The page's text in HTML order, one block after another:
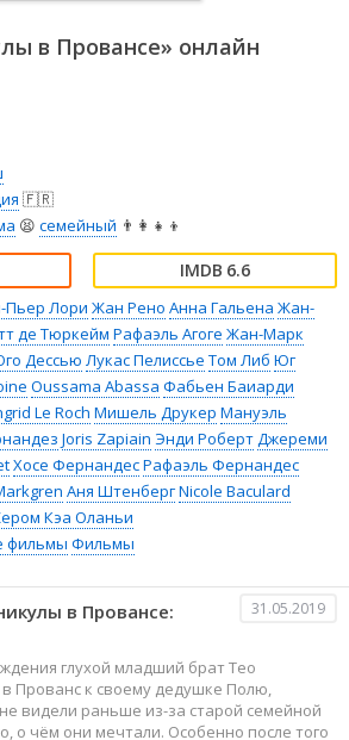
в Провансе» онлайн
🇫🇷
😫 семейный 👨‍👩‍👧‍👦
6.6
Пьер Лори Жан Рено Анна Гальена Жан-
де Тюркейм Рафаэль Агоге Жан-Марк
Дессью Лукас Пелиссье Том Либ Юг
Oussama Abassa Фабьен Баиарди
Le Roch Мишель Друкер Мануэль
Joris Zapiain Энди РобертДжереми
Хосе ФернандесРафаэль Фернандес
Аня ШтенбергNicole Baculard
Кэа Оланьи
фильмы Фильмы
в Провансе: 31.05.2019
глухой младший брат Тео
Прованс к своему дедушке Полю,
видели раньше из-за старой семейной
о чём они мечтали. Особенно после того